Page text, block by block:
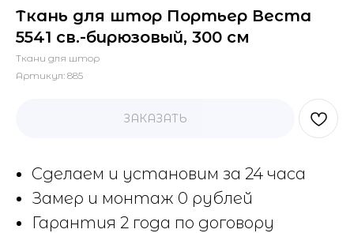
Ткань для штор Портьер Веста
5541 св.-бирюзовый, 300 см
Ткани для штор
Артикул: 885
ЗАКАЗАТЬ
Сделаем и установим за 24 часа
Замер и монтаж 0 рублей
Гарантия 2 года по договору